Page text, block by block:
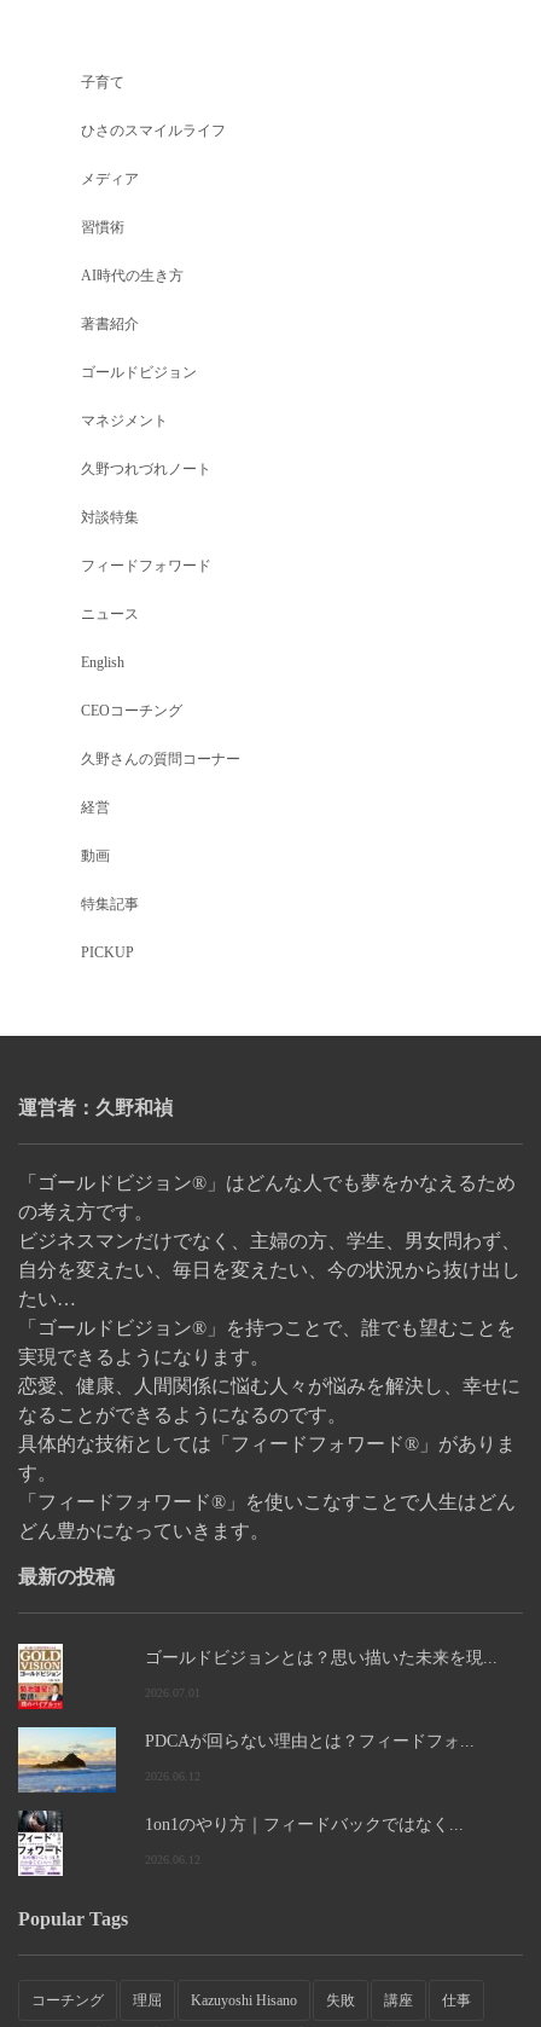
子育て
ひさのスマイルライフ
メディア
習慣術
AI時代の生き方
著書紹介
ゴールドビジョン
マネジメント
久野つれづれノート
対談特集
フィードフォワード
ニュース
English
CEOコーチング
久野さんの質問コーナー
経営
動画
特集記事
PICKUP
運営者：久野和禎
「ゴールドビジョン®」はどんな人でも夢をかなえるため
の考え方です。
ビジネスマンだけでなく、主婦の方、学生、男女問わず、
自分を変えたい、毎日を変えたい、今の状況から抜け出し
たい…
「ゴールドビジョン®」を持つことで、誰でも望むことを
実現できるようになります。
恋愛、健康、人間関係に悩む人々が悩みを解決し、幸せに
なることができるようになるのです。
具体的な技術としては「フィードフォワード®」がありま
す。
「フィードフォワード®」を使いこなすことで人生はどん
どん豊かになっていきます。
最新の投稿
ゴールドビジョンとは？思い描いた未来を現...
2026.07.01
PDCAが回らない理由とは？フィードフォ...
2026.06.12
1on1のやり方｜フィードバックではなく...
2026.06.12
Popular Tags
コーチング 理屈 Kazuyoshi Hisano 失敗 講座 仕事